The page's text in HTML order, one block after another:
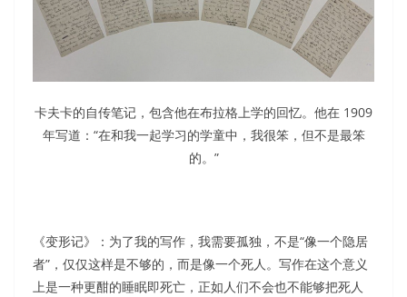
卡夫卡的自传笔记，包含他在布拉格上学的回忆。他在 1909
年写道：“在和我一起学习的学童中，我很笨，但不是最笨
的。”
《变形记》：为了我的写作，我需要孤独，不是“像一个隐居
者”，仅仅这样是不够的，而是像一个死人。写作在这个意义
上是一种更酣的睡眠即死亡，正如人们不会也不能够把死人